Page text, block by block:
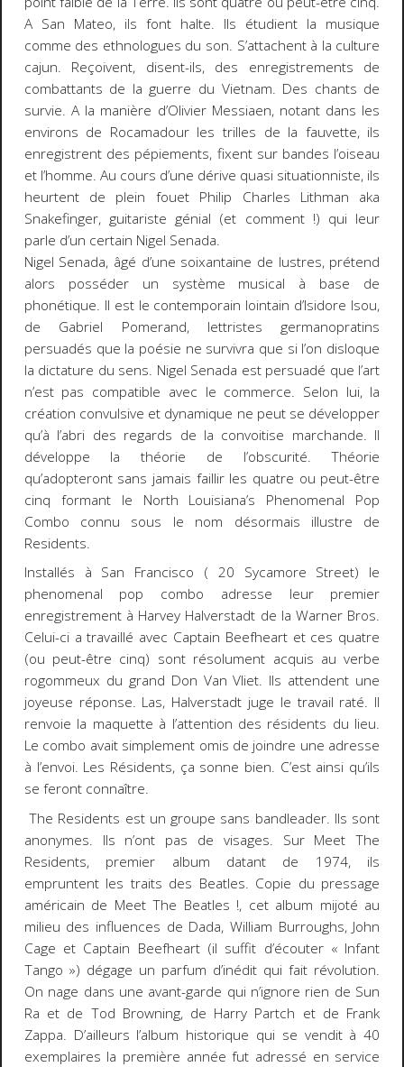
A San Mateo, ils font halte. Ils étudient la musique
comme des ethnologues du son. S’attachent à la culture
cajun. Reçoivent, disent-ils, des enregistrements de
combattants de la guerre du Vietnam. Des chants de
survie. A la manière d’Olivier Messiaen, notant dans les
environs de Rocamadour les trilles de la fauvette, ils
enregistrent des pépiements, fixent sur bandes l’oiseau
et l’homme. Au cours d’une dérive quasi situationniste, ils
heurtent de plein fouet Philip Charles Lithman aka
Snakefinger, guitariste génial (et comment !) qui leur
parle d’un certain Nigel Senada.
Nigel Senada, âgé d’une soixantaine de lustres, prétend
alors posséder un système musical à base de
phonétique. Il est le contemporain lointain d’Isidore Isou,
de Gabriel Pomerand, lettristes germanopratins
persuadés que la poésie ne survivra que si l’on disloque
la dictature du sens. Nigel Senada est persuadé que l’art
n’est pas compatible avec le commerce. Selon lui, la
création convulsive et dynamique ne peut se développer
qu’à l’abri des regards de la convoitise marchande. Il
développe la théorie de l’obscurité. Théorie
qu’adopteront sans jamais faillir les quatre ou peut-être
cinq formant le North Louisiana’s Phenomenal Pop
Combo connu sous le nom désormais illustre de
Residents.
Installés à San Francisco ( 20 Sycamore Street) le
phenomenal pop combo adresse leur premier
enregistrement à Harvey Halverstadt de la Warner Bros.
Celui-ci a travaillé avec Captain Beefheart et ces quatre
(ou peut-être cinq) sont résolument acquis au verbe
rogommeux du grand Don Van Vliet. Ils attendent une
joyeuse réponse. Las, Halverstadt juge le travail raté. Il
renvoie la maquette à l’attention des résidents du lieu.
Le combo avait simplement omis de joindre une adresse
à l’envoi. Les Résidents, ça sonne bien. C’est ainsi qu’ils
se feront connaître.
The Residents est un groupe sans bandleader. Ils sont
anonymes. Ils n’ont pas de visages. Sur Meet The
Residents,premier album datant de 1974, ils
empruntent les traits des Beatles. Copie du pressage
américain de Meet The Beatles !, cet album mijoté au
milieu des influences de Dada, William Burroughs, John
Cage et Captain Beefheart (il suffit d’écouter « Infant
Tango ») dégage un parfum d’inédit qui fait révolution.
On nage dans une avant-garde qui n’ignore rien de Sun
Ra et de Tod Browning, de Harry Partch et de Frank
Zappa. D’ailleurs l’album historique qui se vendit à 40
exemplaires la première année fut adressé en service